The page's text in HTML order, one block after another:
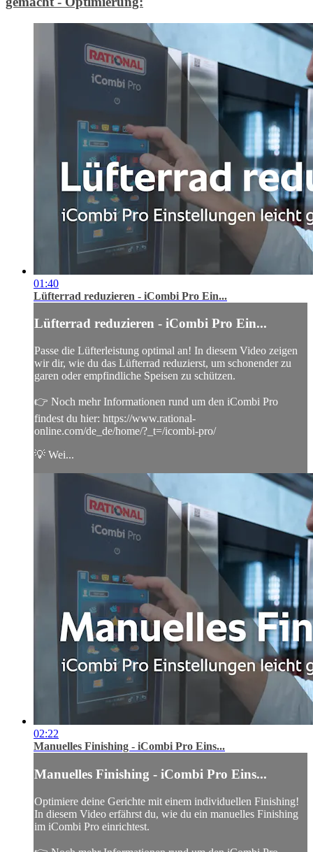
01:40
Lüfterrad reduzieren - iCombi Pro Ein...
Lüfterrad reduzieren - iCombi Pro Ein...
Passe die Lüfterleistung optimal an! In diesem Video zeigen
wir dir, wie du das Lüfterrad reduzierst, um schonender zu
garen oder empfindliche Speisen zu schützen.
👉 Noch mehr Informationen rund um den iCombi Pro
findest du hier: https://www.rational-
online.com/de_de/home/?_t=/icombi-pro/
💡 Wei...
02:22
Manuelles Finishing - iCombi Pro Eins...
Manuelles Finishing - iCombi Pro Eins...
Optimiere deine Gerichte mit einem individuellen Finishing!
In diesem Video erfährst du, wie du ein manuelles Finishing
im iCombi Pro einrichtest.